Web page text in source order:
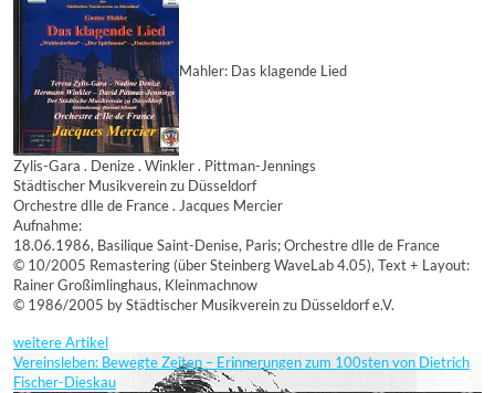
Mahler: Das klagende Lied
Zylis-Gara . Denize . Winkler . Pittman-Jennings
Städtischer Musikverein zu Düsseldorf
Orchestre dIle de France . Jacques Mercier
Aufnahme:
18.06.1986, Basilique Saint-Denise, Paris; Orchestre dIle de France
© 10/2005 Remastering (über Steinberg WaveLab 4.05), Text + Layout:
Rainer Großimlinghaus, Kleinmachnow
© 1986/2005 by Städtischer Musikverein zu Düsseldorf e.V.
weitere Artikel
Vereinsleben: Bewegte Zeiten – Erinnerungen zum 100sten von Dietrich
Fischer-Dieskau